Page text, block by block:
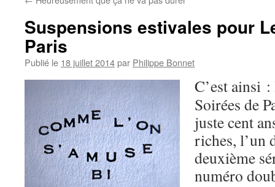
Suspensions estivales pour
Paris
Publié le 18 juillet 2014par Philippe Bonnet
C’est ainsi
Soirées de
juste cent
riches, l’un
deuxième
numéro